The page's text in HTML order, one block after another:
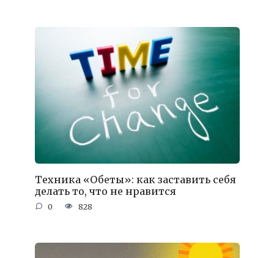
Техника «Обеты»: как заставить себя
делать то, что не нравится
0 828